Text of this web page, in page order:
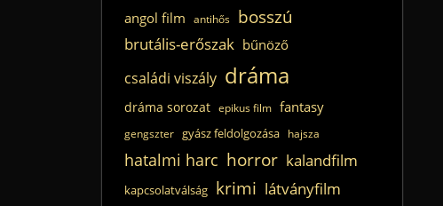
angol film antihős bosszú
brutális-erőszak bűnöző
családi viszály dráma
dráma sorozat epikus film fantasy
gengszter gyász feldolgozása hajsza
hatalmi harc horror kalandfilm
kapcsolatválság krimi látványfilm